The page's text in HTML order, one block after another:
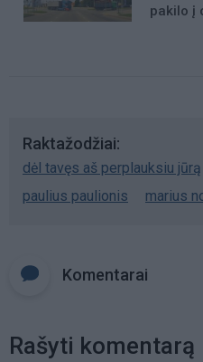
pakilo į
Raktažodžiai
dėl tavęs aš perplauksiu jūrą
paulius paulionis
marius
Komentarai
Rašyti komentarą